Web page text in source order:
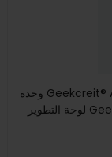
وحدة Geekcreit® ATmega328P Nano V3 المحسنة مع كابل USB
لوحة التطوير Geekcreit for Arduino - منتجات تعمل مع لوحات